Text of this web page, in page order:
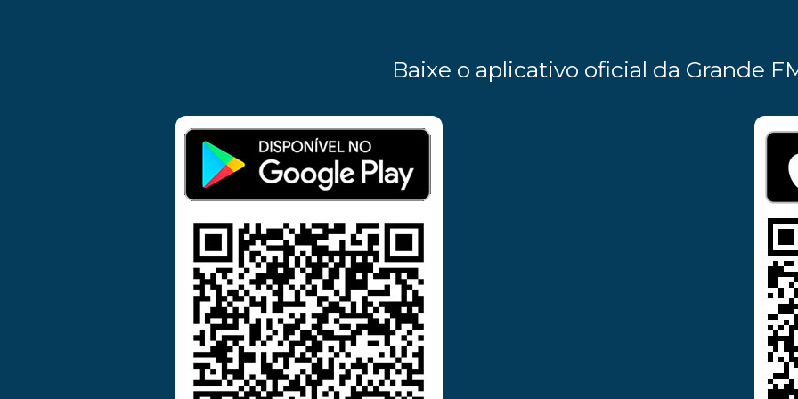
Baixe o aplicativo oficial da Grande